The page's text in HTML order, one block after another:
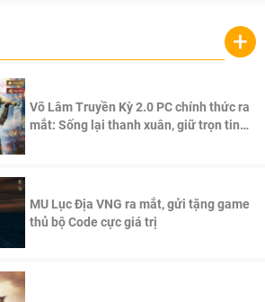
+
Võ Lâm Truyền Kỳ 2.0 PC chính thức ra
mắt: Sống lại thanh xuân, giữ trọn tinh
MU Lục Địa VNG ra mắt, gửi tặng game
thủ bộ Code cực giá trị